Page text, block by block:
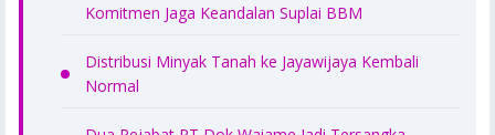
Komitmen Jaga Keandalan Suplai BBM
Distribusi Minyak Tanah ke Jayawijaya Kembali
Normal